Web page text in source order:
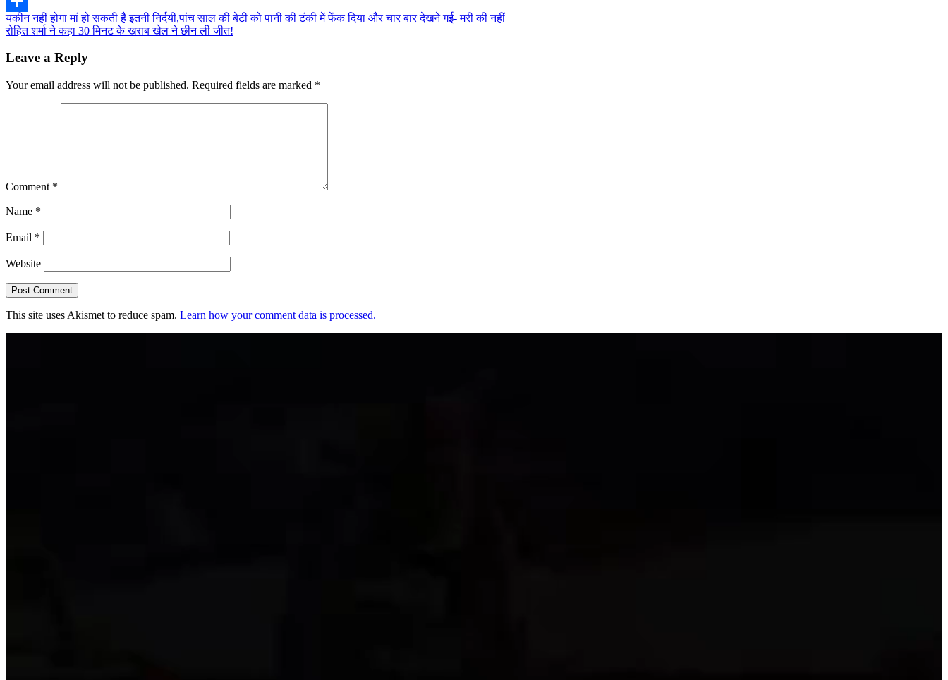
Share
Post
navigation
यकीन नहीं होगा मां हो सकती है इतनी निर्दयी,पांच साल की बेटी को पानी की टंकी में फेंक दिया और चार बार देखने गई- मरी की नहीं
रोहित शर्मा ने कहा 30 मिनट के खराब खेल ने छीन ली जीत!
Leave a Reply
Your email address will not be published. Required fields are marked *
Comment *
Name *
Email *
Website
This site uses Akismet to reduce spam. Learn how your comment data is processed.